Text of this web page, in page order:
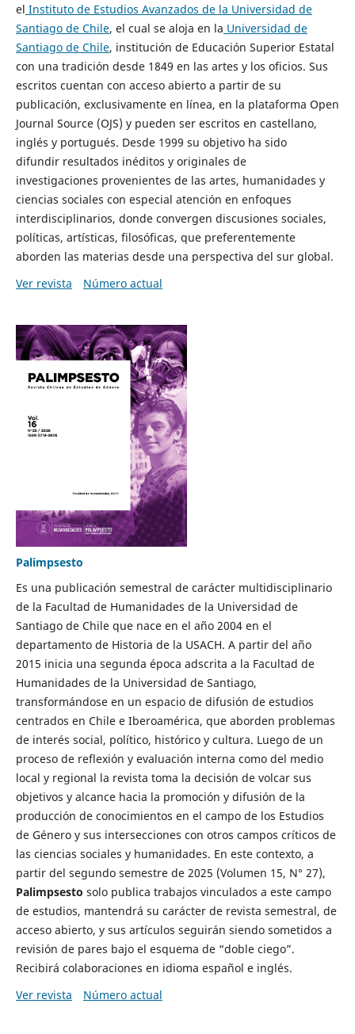
el Instituto de Estudios Avanzados de la Universidad de
Santiago de Chile, el cual se aloja en la Universidad de
Santiago de Chile, institución de Educación Superior Estatal
con una tradición desde 1849 en las artes y los oficios. Sus
escritos cuentan con acceso abierto a partir de su
publicación, exclusivamente en línea, en la plataforma Open
Journal Source (OJS) y pueden ser escritos en castellano,
inglés y portugués. Desde 1999 su objetivo ha sido
difundir resultados inéditos y originales de
investigaciones provenientes de las artes, humanidades y
ciencias sociales con especial atención en enfoques
interdisciplinarios, donde convergen discusiones sociales,
políticas, artísticas, filosóficas, que preferentemente
aborden las materias desde una perspectiva del sur global.
Ver revista
Número actual
Palimpsesto
Es una publicación semestral de carácter multidisciplinario
de la Facultad de Humanidades de la Universidad de
Santiago de Chile que nace en el año 2004 en el
departamento de Historia de la USACH. A partir del año
2015 inicia una segunda época adscrita a la Facultad de
Humanidades de la Universidad de Santiago,
transformándose en un espacio de difusión de estudios
centrados en Chile e Iberoamérica, que aborden problemas
de interés social, político, histórico y cultura. Luego de un
proceso de reflexión y evaluación interna como del medio
local y regional la revista toma la decisión de volcar sus
objetivos y alcance hacia la promoción y difusión de la
producción de conocimientos en el campo de los Estudios
de Género y sus intersecciones con otros campos críticos de
las ciencias sociales y humanidades. En este contexto, a
partir del segundo semestre de 2025 (Volumen 15, N° 27),
Palimpsesto solo publica trabajos vinculados a este campo
de estudios, mantendrá su carácter de revista semestral, de
acceso abierto, y sus artículos seguirán siendo sometidos a
revisión de pares bajo el esquema de “doble ciego”.
Recibirá colaboraciones en idioma español e inglés.
Ver revista
Número actual